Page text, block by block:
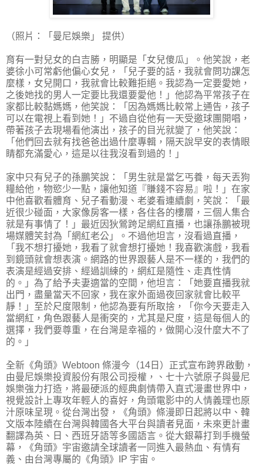
（照片：「曼尼娛樂」 提供）
育有一對兒女的白吉勝，明顯是「女兒傻瓜」。他笑說，老
婆徐小可常虧他偏心女兒，「兒子要的話，我就會問功課怎
麼樣，女兒開口，我就會比較難拒絕。我認為一定要愛她，
之後她找的男人一定要比我還要愛他！」他認為平常孩子在
家都比較黏媽媽，他笑說：「因為媽媽比較常上通告，孩子
可以在電視上看到她！」不過自從他有一天受邀球團開唱，
帶著孩子去現場看他演出，孩子的目光就變了，他笑說：
「他們回去就有找爸爸出過什麼專輯，隔天說早安的表情眼
睛都充滿愛心，這是以往我沒看到過的！」
家中只有兒子的孫鵬笑說：「男生就是當乞丐養，每天丟狗
糧給他，物慾少一點，讓他知道『賺錢不容易』啦！」在家
中他喜歡看體育、兒子看動漫、老婆看連續劇，笑說：「最
近很少碰面，大家像房客一樣，各住各的樓層，三個人集合
就是有事情了！」最近因狄鶯跨足網紅直播，也讓孫鵬被現
場媒體笑封為「網紅老公」。不過他坦言，沒看過直播，
「我不想打擾她，我看了就會想打擾她！我喜歡演戲，我看
到鏡頭就會想表演。網路的世界跟藝人是不一樣的，我們的
表演是經過安排、經過訓練的，網紅是隨性、走真性情
的。」為了給予夫妻適當的空間，他坦言：「她要直播我就
出門，盡量當天不回家，我在家外面過夜回家就會比較平
靜！」至於尺度限制，他認為要有所取捨，「你今天要走入
當網紅，角色跟藝人是衝突的，尤其是尺度，這是每個人的
選擇，我們要尊重，在台灣是幸福的，做開心沒什麼大不了
的。」
全新《角頭》Webtoon 條漫今（14日）正式宣布跨界啟動，
由曼尼娛樂投資股份有限公司授權，、七十六號原子與曼尼
娛樂強力打造，將最硬派的經典劇情帶入直式漫畫世界中，
視覺設計上專攻年輕人的喜好，角頭電影中的人情義理也原
汁原味呈現。從台灣出發，《角頭》條漫即日起將以中、韓
文版本陸續在台灣與韓國各大平台與讀者見面，未來更計畫
翻譯為英、日、西班牙語等多國語言。從大銀幕打到手機螢
幕，《角頭》宇宙邀請全球讀者一同進入最熱血、有情有
義、由台灣專屬的《角頭》IP 宇宙。